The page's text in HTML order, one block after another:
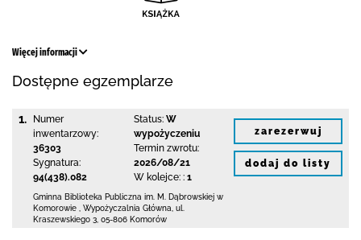
Więcej informacji
Dostępne egzemplarze
1.
Numer
inwentarzowy:
36303
Sygnatura:
94(438).082
Status: W
wypożyczeniu
Termin zwrotu:
2026/08/21
W kolejce: : 1
Gminna Biblioteka Publiczna im. M. Dąbrowskiej w
Komorowie
Wypożyczalnia Główna, ul.
Kraszewskiego 3 05-806 Komorów
zarezerwuj
dodaj do listy